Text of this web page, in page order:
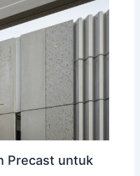
Precast untuk